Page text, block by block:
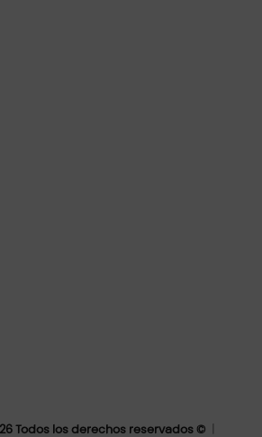
Todos los derechos reservados ©